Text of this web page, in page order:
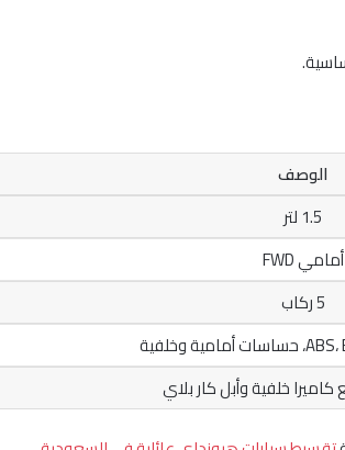
الوصف
1.5 لتر
أمامي FWD
5 ركاب
خلفية وأبل كار بلاي